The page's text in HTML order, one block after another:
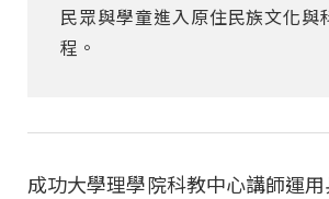
民眾與學童進入原住民族文化與
程。
成功大學理學院科教中心講師運用